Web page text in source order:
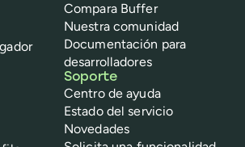
Compara Buffer
Nuestra comunidad
Documentación para
desarrolladores
Soporte
Centro de ayuda
Estado del servicio
Novedades